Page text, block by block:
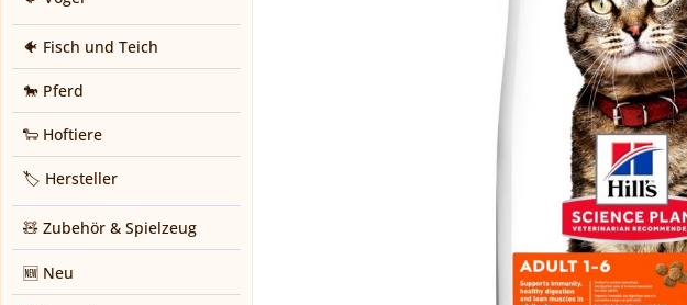
🐠 Fisch und Teich
🐎 Pferd
🐑 Hoftiere
🏷️ Hersteller
🧸 Zubehör & Spielzeug
🆕 Neu